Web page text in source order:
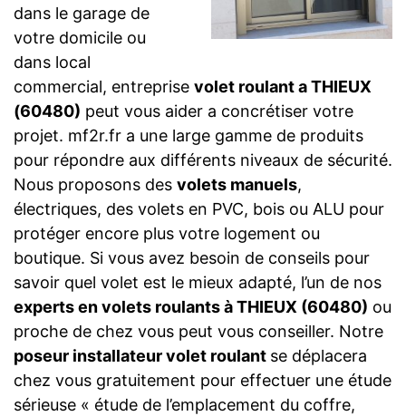
dans le garage de
votre domicile ou
dans local
commercial, entreprise volet roulant a THIEUX
(60480) peut vous aider a concrétiser votre
projet. mf2r.fr a une large gamme de produits
pour répondre aux différents niveaux de sécurité.
Nous proposons des volets manuels,
électriques, des volets en PVC, bois ou ALU pour
protéger encore plus votre logement ou
boutique. Si vous avez besoin de conseils pour
savoir quel volet est le mieux adapté, l’un de nos
experts en volets roulants à THIEUX (60480) ou
proche de chez vous peut vous conseiller. Notre
poseur installateur volet roulant se déplacera
chez vous gratuitement pour effectuer une étude
sérieuse « étude de l’emplacement du coffre,